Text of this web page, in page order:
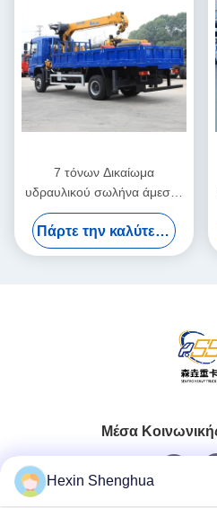
7 τόνων Δικαίωμα
υδραυλικού σωλήνα άμεσης
ανύψωσης
Πάρτε την καλύτερη τιμή
Μέσα
Hexin Shenghua